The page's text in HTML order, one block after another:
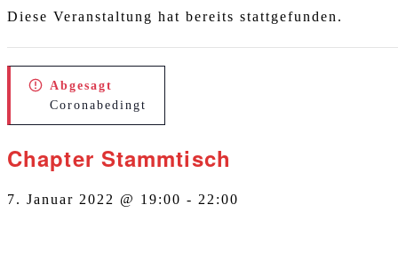
Diese Veranstaltung hat bereits stattgefunden.
Abgesagt
Coronabedingt
Chapter Stammtisch
7. Januar 2022 @ 19:00 - 22:00